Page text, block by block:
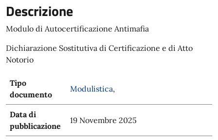
Descrizione
Modulo di Autocertificazione Antimafia
Dichiarazione Sostitutiva di Certificazione e di Atto
Notorio
Tipo
documento
Modulistica,
Data di
pubblicazione
19 Novembre 2025